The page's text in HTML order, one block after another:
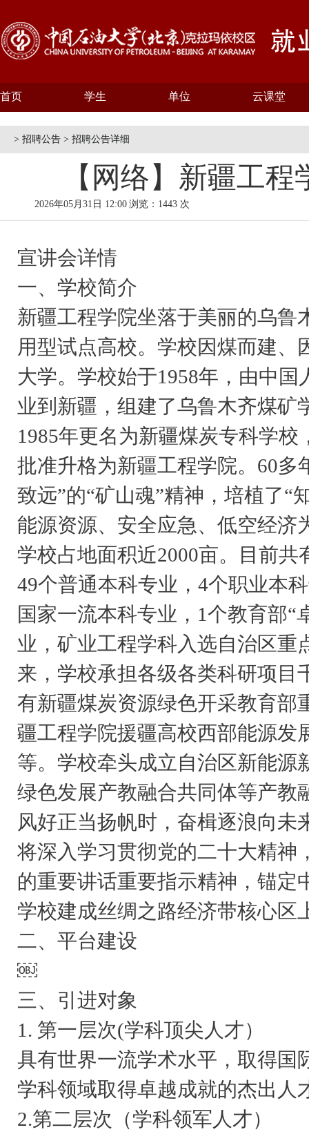
首页 学生 单位 云课堂
> 招聘公告 > 招聘公告详细
【网络】新疆工
2026年05月31日 12:00 浏览：1443 次
宣讲会详情
一、学校简介
新疆工程学院坐落于美丽的乌鲁
用型试点高校。学校因煤而建
大学。学校始于1958年，由中
业到新疆，组建了乌鲁木齐煤矿
1985年更名为新疆煤炭专科学
批准升格为新疆工程学院。60多
致远”的“矿山魂”精神，培植了“
能源资源、安全应急、低空经济
学校占地面积近2000亩。目前
49个普通本科专业，4个职业本
国家一流本科专业，1个教育部
业，矿业工程学科入选自治区重
来，学校承担各级各类科研项目
有新疆煤炭资源绿色开采教育部
疆工程学院援疆高校西部能源发
等。学校牵头成立自治区新能源
绿色发展产教融合共同体等产教
风好正当扬帆时，奋楫逐浪向
将深入学习贯彻党的二十大精神
的重要讲话重要指示精神，锚定
学校建成丝绸之路经济带核心区
二、平台建设
￼
三、引进对象
1. 第一层次(学科顶尖人才）
具有世界一流学术水平，取得国
学科领域取得卓越成就的杰出人
2.第二层次（学科领军人才）